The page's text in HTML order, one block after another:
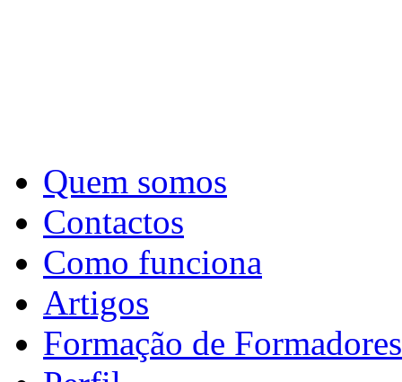
Quem somos
Contactos
Como funciona
Artigos
Formação de Formadores